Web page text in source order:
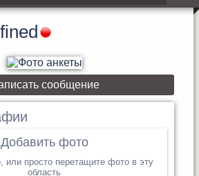
сообщение
Добавить фото
или просто перетащите фото в эту
область